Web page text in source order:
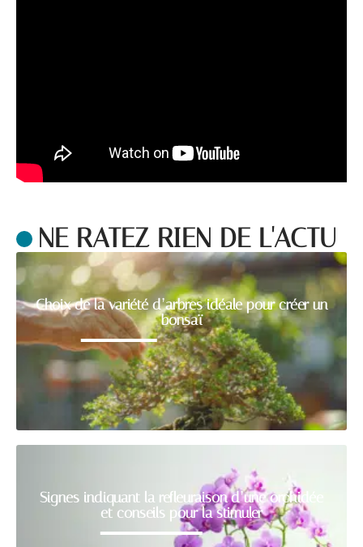
NE RATEZ RIEN DE L'ACTU
Choix de la variété d’arbres idéale pour créer un
bonsaï
Signes indiquant la refleuraison d’une orchidée
et conseils pour la stimuler